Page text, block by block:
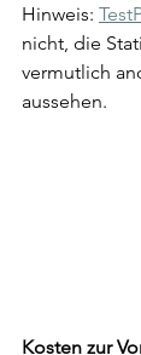
Hinweis:
nicht, die
vermutlich
aussehen.
Kosten zur